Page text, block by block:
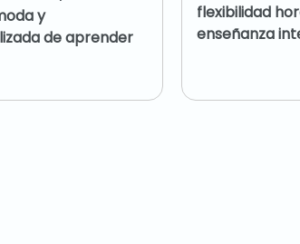
y
de aprender
flexibilidad
enseñanza